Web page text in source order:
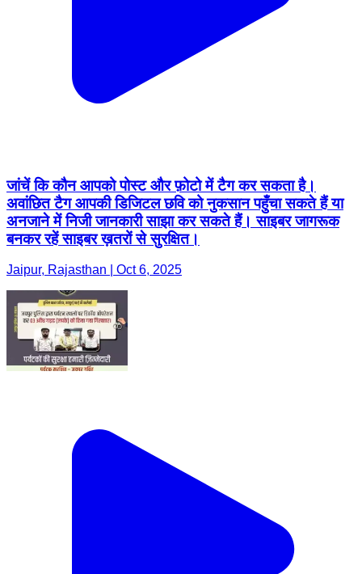
जांचें कि कौन आपको पोस्ट और फ़ोटो में टैग कर सकता है।
अवांछित टैग आपकी डिजिटल छवि को नुकसान पहुँचा सकते हैं या
अनजाने में निजी जानकारी साझा कर सकते हैं। साइबर जागरूक
बनकर रहें साइबर ख़तरों से सुरक्षित।
Jaipur, Rajasthan | Oct 6, 2025